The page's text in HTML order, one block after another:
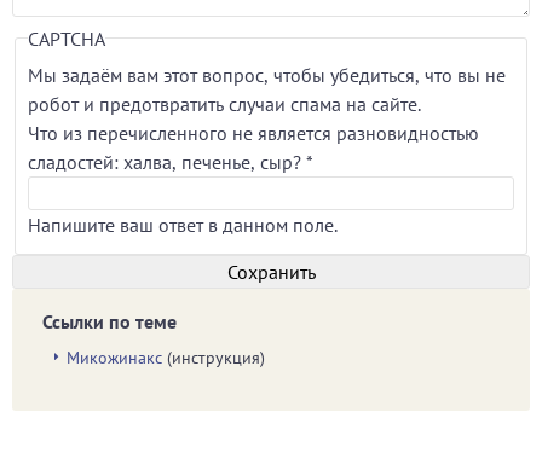
CAPTCHA
Мы задаём вам этот вопрос, чтобы убедиться, что вы не
робот и предотвратить случаи спама на сайте.
Что из перечисленного не является разновидностью
сладостей: халва, печенье, сыр? *
Напишите ваш ответ в данном поле.
Ссылки по теме
Микожинакс (инструкция)